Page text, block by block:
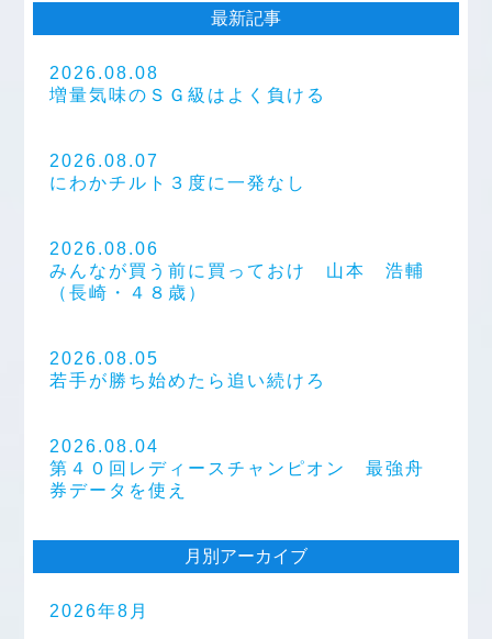
最新記事
2026.08.08
増量気味のＳＧ級はよく負ける
2026.08.07
にわかチルト３度に一発なし
2026.08.06
みんなが買う前に買っておけ 山本 浩輔
（長崎・４８歳）
2026.08.05
若手が勝ち始めたら追い続けろ
2026.08.04
第４０回レディースチャンピオン 最強舟
券データを使え
月別アーカイブ
2026年8月